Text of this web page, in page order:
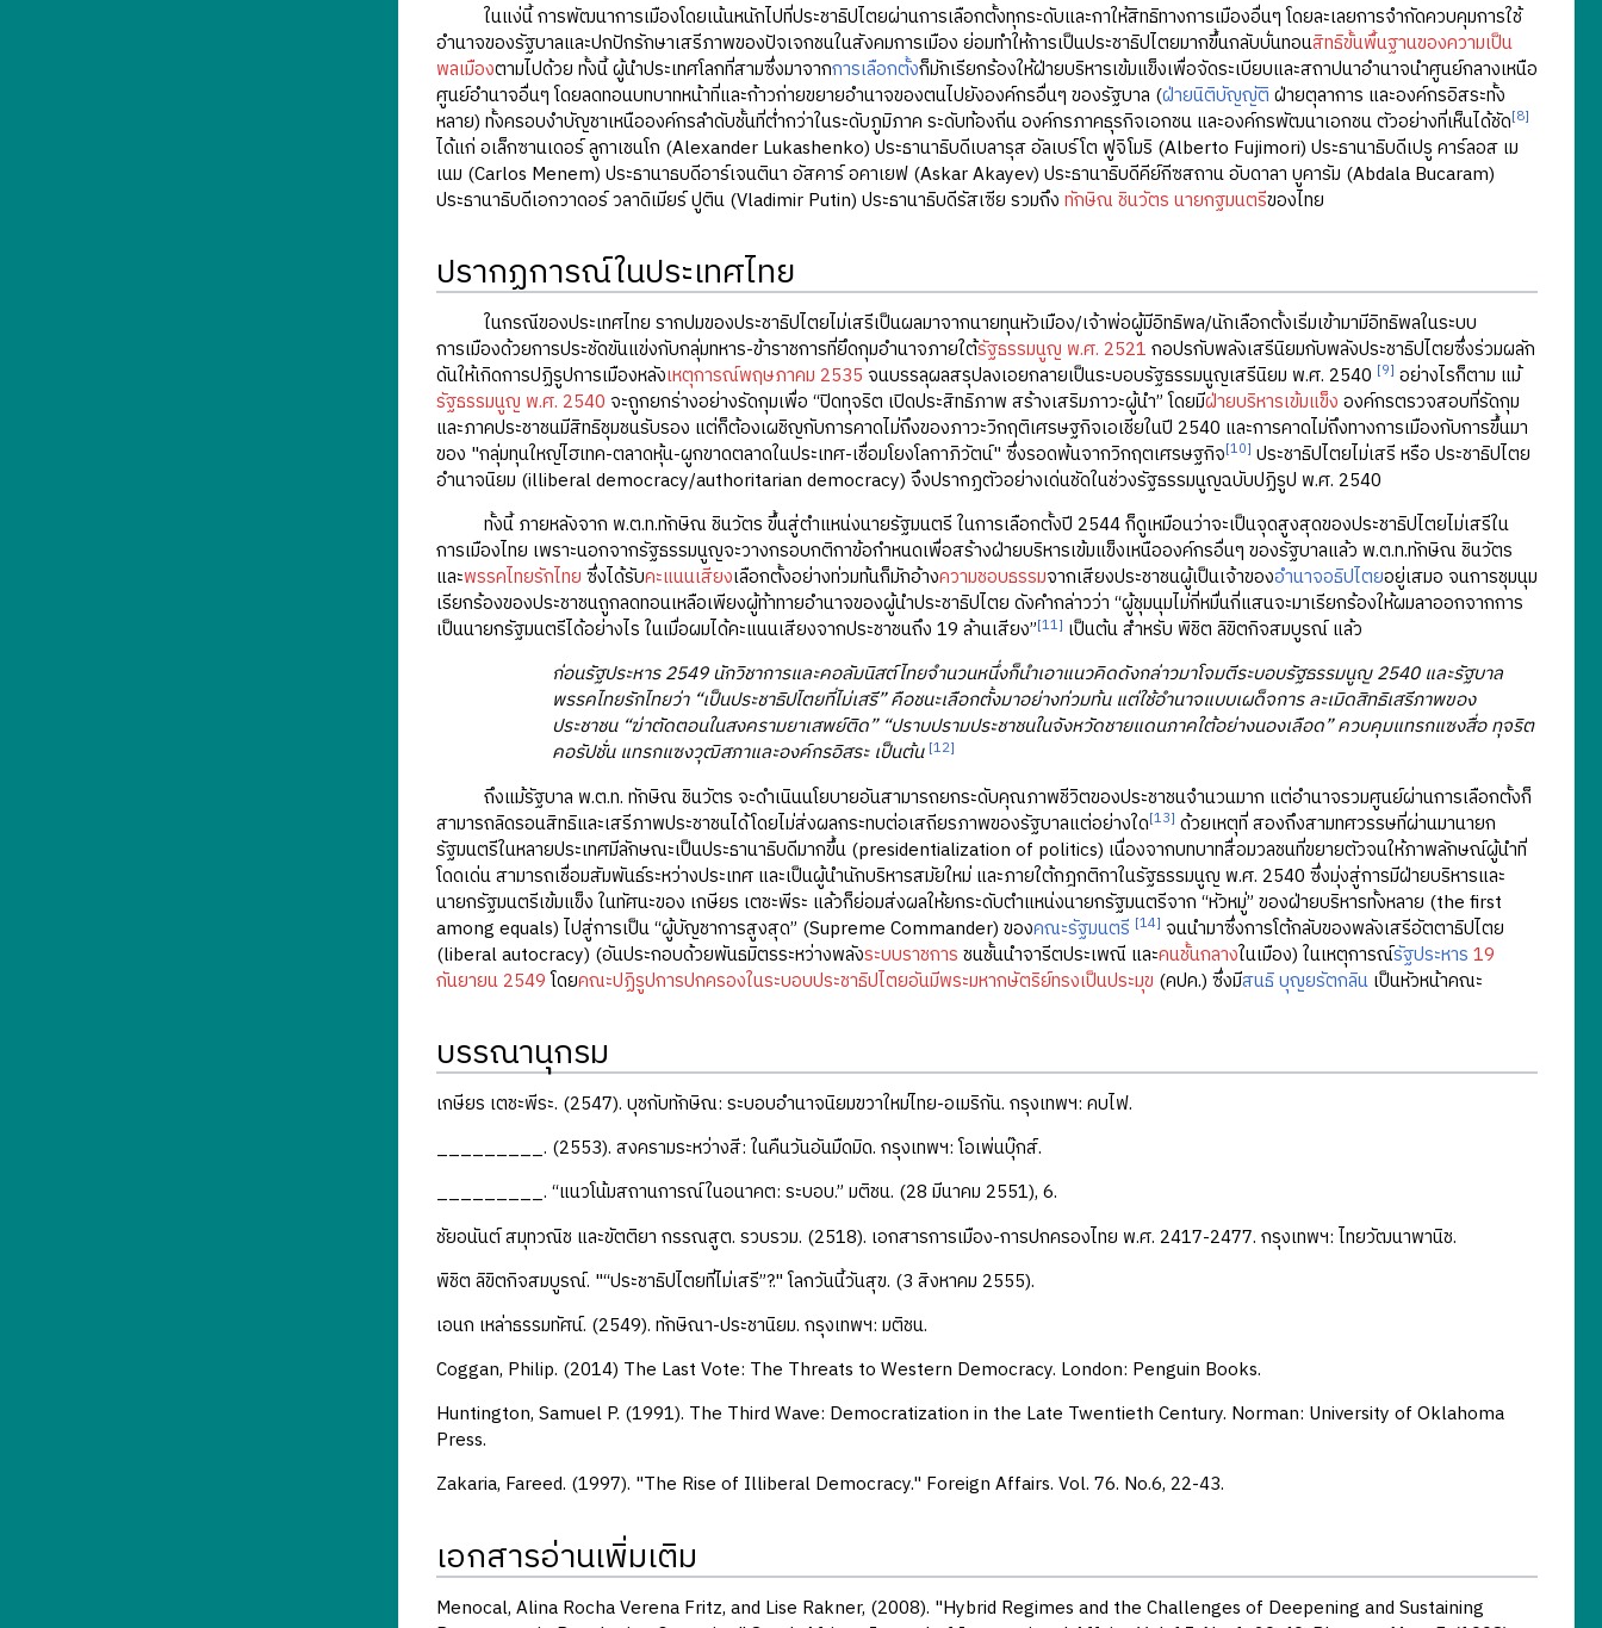
ในแง่นี้ การพัฒนาการเมืองโดยเน้นหนักไปที่ประชาธิปไตยผ่านการเลือกตั้งทุกระดับและกาให้สิทธิทางการเมืองอื่นๆ โดยละเลยการจำกัดควบคุมการใช้
อำนาจของรัฐบาลและปกปักรักษาเสรีภาพของปัจเจกชนในสังคมการเมือง ย่อมทำให้การเป็นประชาธิปไตยมากขึ้นกลับบั่นทอนสิทธิขั้นพื้นฐานของความเป็น
พลเมืองตามไปด้วย ทั้งนี้ ผู้นำประเทศโลกที่สามซึ่งมาจากการเลือกตั้งก็มักเรียกร้องให้ฝ่ายบริหารเข้มแข็งเพื่อจัดระเบียบและสถาปนาอำนาจนำศูนย์กลางเหนือ
ศูนย์อำนาจอื่นๆ โดยลดทอนบทบาทหน้าที่และก้าวก่ายขยายอำนาจของตนไปยังองค์กรอื่นๆ ของรัฐบาล (ฝ่ายนิติบัญญัติ ฝ่ายตุลาการ และองค์กรอิสระทั้ง
หลาย) ทั้งครอบงำบัญชาเหนือองค์กรลำดับชั้นที่ต่ำกว่าในระดับภูมิภาค ระดับท้องถิ่น องค์กรภาคธุรกิจเอกชน และองค์กรพัฒนาเอกชน ตัวอย่างที่เห็นได้ชัด[8]
ได้แก่ อเล็กซานเดอร์ ลูกาเชนโก (Alexander Lukashenko) ประธานาธิบดีเบลารุส อัลเบร์โต ฟูจิโมริ (Alberto Fujimori) ประธานาธิบดีเปรู คาร์ลอส เม
เนม (Carlos Menem) ประธานาธบดีอาร์เจนตินา อัสคาร์ อคาเยฟ (Askar Akayev) ประธานาธิบดีคีย์กีซสถาน อับดาลา บูคารัม (Abdala Bucaram)
ประธานาธิบดีเอกวาดอร์ วลาดิเมียร์ ปูติน (Vladimir Putin) ประธานาธิบดีรัสเซีย รวมถึง ทักษิณ ชินวัตร นายกฐมนตรีของไทย
ปรากฏการณ์ในประเทศไทย
ในกรณีของประเทศไทย รากปมของประชาธิปไตยไม่เสรีเป็นผลมาจากนายทุนหัวเมือง/เจ้าพ่อผู้มีอิทธิพล/นักเลือกตั้งเริ่มเข้ามามีอิทธิพลในระบบ
การเมืองด้วยการประชัดขันแข่งกับกลุ่มทหาร-ข้าราชการที่ยึดกุมอำนาจภายใต้รัฐธรรมนูญ พ.ศ. 2521 กอปรกับพลังเสรีนิยมกับพลังประชาธิปไตยซึ่งร่วมผลัก
ดันให้เกิดการปฏิรูปการเมืองหลังเหตุการณ์พฤษภาคม 2535 จนบรรลุผลสรุปลงเอยกลายเป็นระบอบรัฐธรรมนูญเสรีนิยม พ.ศ. 2540 [9] อย่างไรก็ตาม แม้
รัฐธรรมนูญ พ.ศ. 2540 จะถูกยกร่างอย่างรัดกุมเพื่อ “ปิดทุจริต เปิดประสิทธิภาพ สร้างเสริมภาวะผู้นำ” โดยมีฝ่ายบริหารเข้มแข็ง องค์กรตรวจสอบที่รัดกุม
และภาคประชาชนมีสิทธิชุมชนรับรอง แต่ก็ต้องเผชิญกับการคาดไม่ถึงของภาวะวิกฤติเศรษฐกิจเอเชียในปี 2540 และการคาดไม่ถึงทางการเมืองกับการขึ้นมา
ของ "กลุ่มทุนใหญ่ไฮเทค-ตลาดหุ้น-ผูกขาดตลาดในประเทศ-เชื่อมโยงโลกาภิวัตน์" ซึ่งรอดพ้นจากวิกฤตเศรษฐกิจ[10] ประชาธิปไตยไม่เสรี หรือ ประชาธิปไตย
อำนาจนิยม (illiberal democracy/authoritarian democracy) จึงปรากฏตัวอย่างเด่นชัดในช่วงรัฐธรรมนูญฉบับปฏิรูป พ.ศ. 2540
ทั้งนี้ ภายหลังจาก พ.ต.ท.ทักษิณ ชินวัตร ขึ้นสู่ตำแหน่งนายรัฐมนตรี ในการเลือกตั้งปี 2544 ก็ดูเหมือนว่าจะเป็นจุดสูงสุดของประชาธิปไตยไม่เสรีใน
การเมืองไทย เพราะนอกจากรัฐธรรมนูญจะวางกรอบกติกาข้อกำหนดเพื่อสร้างฝ่ายบริหารเข้มแข็งเหนือองค์กรอื่นๆ ของรัฐบาลแล้ว พ.ต.ท.ทักษิณ ชินวัตร
และพรรคไทยรักไทย ซึ่งได้รับคะแนนเสียงเลือกตั้งอย่างท่วมท้นก็มักอ้างความชอบธรรมจากเสียงประชาชนผู้เป็นเจ้าของอำนาจอธิปไตยอยู่เสมอ จนการชุมนุม
เรียกร้องของประชาชนถูกลดทอนเหลือเพียงผู้ท้าทายอำนาจของผู้นำประชาธิปไตย ดังคำกล่าวว่า “ผู้ชุมนุมไม่กี่หมื่นกี่แสนจะมาเรียกร้องให้ผมลาออกจากการ
เป็นนายกรัฐมนตรีได้อย่างไร ในเมื่อผมได้คะแนนเสียงจากประชาชนถึง 19 ล้านเสียง”[11] เป็นต้น สำหรับ พิชิต ลิขิตกิจสมบูรณ์ แล้ว
ก่อนรัฐประหาร 2549 นักวิชาการและคอลัมนิสต์ไทยจำนวนหนึ่งก็นำเอาแนวคิดดังกล่าวมาโจมตีระบอบรัฐธรรมนูญ 2540 และรัฐบาล
พรรคไทยรักไทยว่า “เป็นประชาธิปไตยที่ไม่เสรี” คือชนะเลือกตั้งมาอย่างท่วมท้น แต่ใช้อำนาจแบบเผด็จการ ละเมิดสิทธิเสรีภาพของ
ประชาชน “ฆ่าตัดตอนในสงครามยาเสพย์ติด” “ปราบปรามประชาชนในจังหวัดชายแดนภาคใต้อย่างนองเลือด” ควบคุมแทรกแซงสื่อ ทุจริต
คอรัปชั่น แทรกแซงวุฒิสภาและองค์กรอิสระ เป็นต้น [12]
ถึงแม้รัฐบาล พ.ต.ท. ทักษิณ ชินวัตร จะดำเนินนโยบายอันสามารถยกระดับคุณภาพชีวิตของประชาชนจำนวนมาก แต่อำนาจรวมศูนย์ผ่านการเลือกตั้งก็
สามารถลิดรอนสิทธิและเสรีภาพประชาชนได้โดยไม่ส่งผลกระทบต่อเสถียรภาพของรัฐบาลแต่อย่างใด[13] ด้วยเหตุที่ สองถึงสามทศวรรษที่ผ่านมานายก
รัฐมนตรีในหลายประเทศมีลักษณะเป็นประธานาธิบดีมากขึ้น (presidentialization of politics) เนื่องจากบทบาทสื่อมวลชนที่ขยายตัวจนให้ภาพลักษณ์ผู้นำที่
โดดเด่น สามารถเชื่อมสัมพันธ์ระหว่างประเทศ และเป็นผู้นำนักบริหารสมัยใหม่ และภายใต้กฎกติกาในรัฐธรรมนูญ พ.ศ. 2540 ซึ่งมุ่งสู่การมีฝ่ายบริหารและ
นายกรัฐมนตรีเข้มแข็ง ในทัศนะของ เกษียร เตชะพีระ แล้วก็ย่อมส่งผลให้ยกระดับตำแหน่งนายกรัฐมนตรีจาก “หัวหมู่” ของฝ่ายบริหารทั้งหลาย (the first
among equals) ไปสู่การเป็น “ผู้บัญชาการสูงสุด” (Supreme Commander) ของคณะรัฐมนตรี [14] จนนำมาซึ่งการโต้กลับของพลังเสรีอัตตาธิปไตย
(liberal autocracy) (อันประกอบด้วยพันธมิตรระหว่างพลังระบบราชการ ชนชั้นนำจารีตประเพณี และคนชั้นกลางในเมือง) ในเหตุการณ์รัฐประหาร 19
กันยายน 2549โดยคณะปฏิรูปการปกครองในระบอบประชาธิปไตยอันมีพระมหากษัตริย์ทรงเป็นประมุข (คปค.) ซึ่งมีสนธิ บุญยรัตกลินเป็นหัวหน้าคณะ
บรรณานุกรม
เกษียร เตชะพีระ. (2547). บุชกับทักษิณ: ระบอบอำนาจนิยมขวาใหม่ไทย-อเมริกัน. กรุงเทพฯ: คบไฟ.
_________. (2553). สงครามระหว่างสี: ในคืนวันอันมืดมิด. กรุงเทพฯ: โอเพ่นบุ๊กส์.
_________. “แนวโน้มสถานการณ์ในอนาคต: ระบอบ.” มติชน. (28 มีนาคม 2551), 6.
ชัยอนันต์ สมุทวณิช และขัตติยา กรรณสูต. รวบรวม. (2518). เอกสารการเมือง-การปกครองไทย พ.ศ. 2417-2477. กรุงเทพฯ: ไทยวัฒนาพานิช.
พิชิต ลิขิตกิจสมบูรณ์. "“ประชาธิปไตยที่ไม่เสรี”?." โลกวันนี้วันสุข. (3 สิงหาคม 2555).
เอนก เหล่าธรรมทัศน์. (2549). ทักษิณา-ประชานิยม. กรุงเทพฯ: มติชน.
Coggan, Philip. (2014) The Last Vote: The Threats to Western Democracy. London: Penguin Books.
Huntington, Samuel P. (1991). The Third Wave: Democratization in the Late Twentieth Century. Norman: University of Oklahoma
Press.
Zakaria, Fareed. (1997). "The Rise of Illiberal Democracy." Foreign Affairs. Vol. 76. No.6, 22-43.
เอกสารอ่านเพิ่มเติม
Menocal, Alina Rocha Verena Fritz, and Lise Rakner, (2008). "Hybrid Regimes and the Challenges of Deepening and Sustaining